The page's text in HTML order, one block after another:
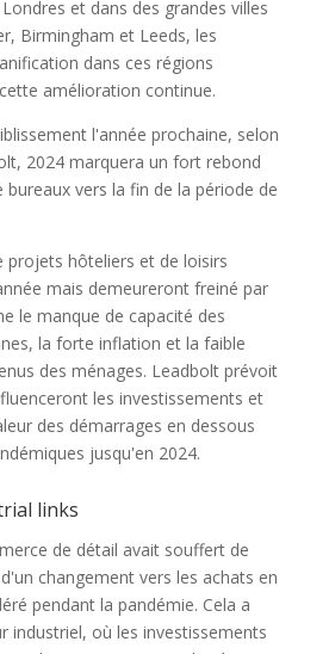
et dans des grandes villes
Birmingham et Leeds, les
dans ces régions
amélioration continue.
l'année prochaine, selon
2024 marquera un fort rebond
bureaux vers la fin de la période de
projets hôteliers et de loisirs
mais demeureront freiné par
le manque de capacité des
la forte inflation et la faible
des ménages. Leadbolt prévoit
les investissements et
des démarrages en dessous
jusqu'en 2024.
links
de détail avait souffert de
changement vers les achats en
pendant la pandémie. Cela a
industriel, où les investissements